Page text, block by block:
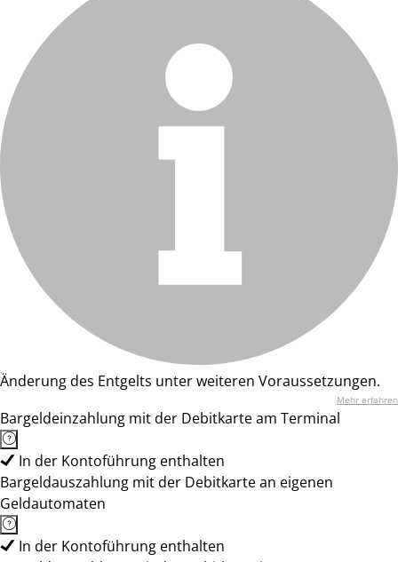
Änderung des Entgelts unter weiteren Voraussetzungen.
Mehr erfahren
Bargeldeinzahlung mit der Debitkarte am Terminal
In der Kontoführung enthalten
Bargeldauszahlung mit der Debitkarte an eigenen
Geldautomaten
In der Kontoführung enthalten